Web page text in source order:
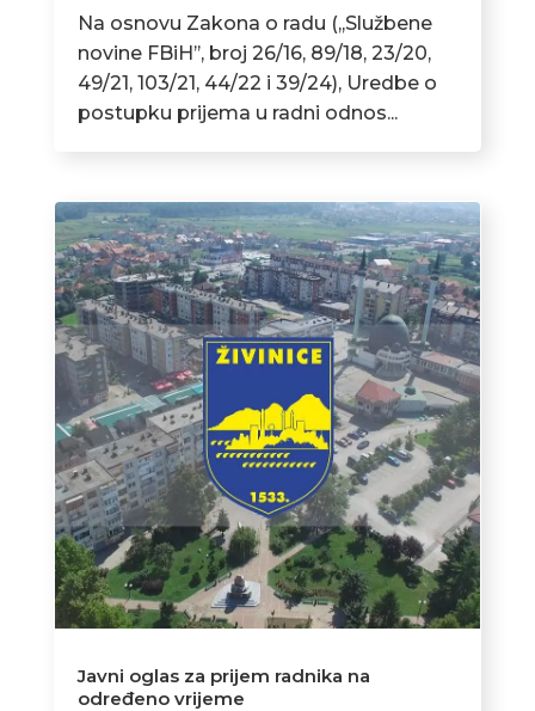
Na osnovu Zakona o radu (,,Službene
novine FBiH’’, broj 26/16, 89/18, 23/20,
49/21, 103/21, 44/22 i 39/24), Uredbe o
postupku prijema u radni odnos...
Javni oglas za prijem radnika na
određeno vrijeme